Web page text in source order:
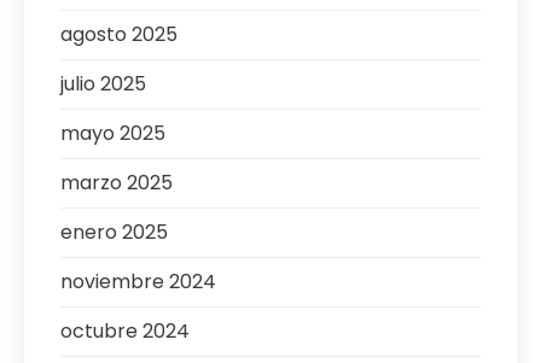
agosto 2025
julio 2025
mayo 2025
marzo 2025
enero 2025
noviembre 2024
octubre 2024